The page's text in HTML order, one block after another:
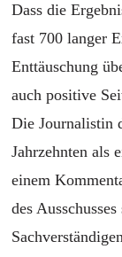
Dass die
fast 700 langer
Enttäuschung
auch positive
Die Journalistin
Jahrzehnten als
einem
des